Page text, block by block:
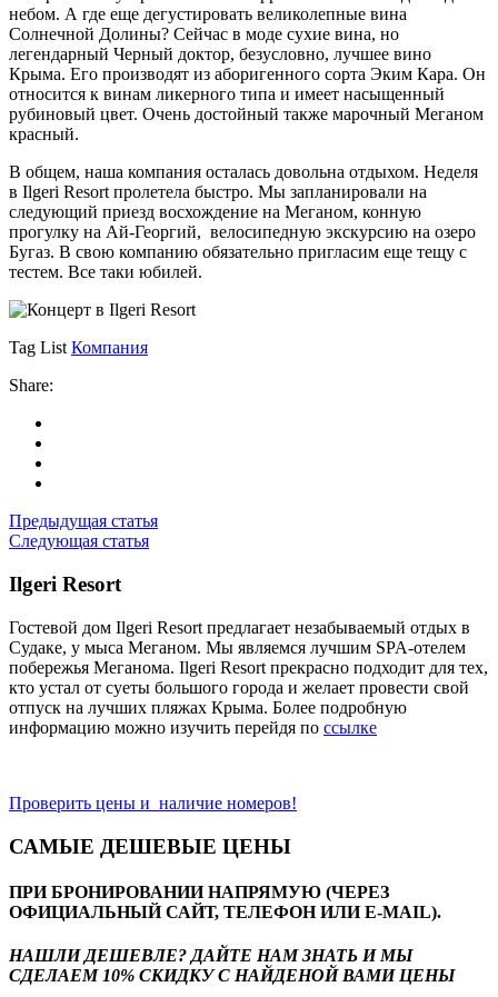
небом. А где еще дегустировать великолепные вина
Солнечной Долины? Сейчас в моде сухие вина, но
легендарный Черный доктор, безусловно, лучшее вино
Крыма. Его производят из аборигенного сорта Эким Кара. Он
относится к винам ликерного типа и имеет насыщенный
рубиновый цвет. Очень достойный также марочный Меганом
красный.
В общем, наша компания осталась довольна отдыхом. Неделя
в Ilgeri Resort пролетела быстро. Мы запланировали на
следующий приезд восхождение на Меганом, конную
прогулку на Ай-Георгий, велосипедную экскурсию на озеро
Бугаз. В свою компанию обязательно пригласим еще тещу с
тестем. Все таки юбилей.
Tag List Компания
Share:
Предыдущая статья
Следующая статья
Ilgeri Resort
Гостевой дом Ilgeri Resort предлагает незабываемый отдых в
Судаке, у мыса Меганом. Мы являемся лучшим SPA-отелем
побережья Меганома. Ilgeri Resort прекрасно подходит для тех,
кто устал от суеты большого города и желает провести свой
отпуск на лучших пляжах Крыма. Более подробную
информацию можно изучить перейдя по ссылке
Проверить цены и наличие номеров!
САМЫЕ ДЕШЕВЫЕ ЦЕНЫ
ПРИ БРОНИРОВАНИИ НАПРЯМУЮ (ЧЕРЕЗ
ОФИЦИАЛЬНЫЙ САЙТ, ТЕЛЕФОН ИЛИ E-MAIL).
НАШЛИ ДЕШЕВЛЕ? ДАЙТЕ НАМ ЗНАТЬ И МЫ
СДЕЛАЕМ 10% СКИДКУ С НАЙДЕНОЙ ВАМИ ЦЕНЫ